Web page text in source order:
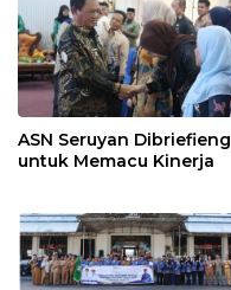
ASN Seruyan Dibriefieng
untuk Memacu Kinerja